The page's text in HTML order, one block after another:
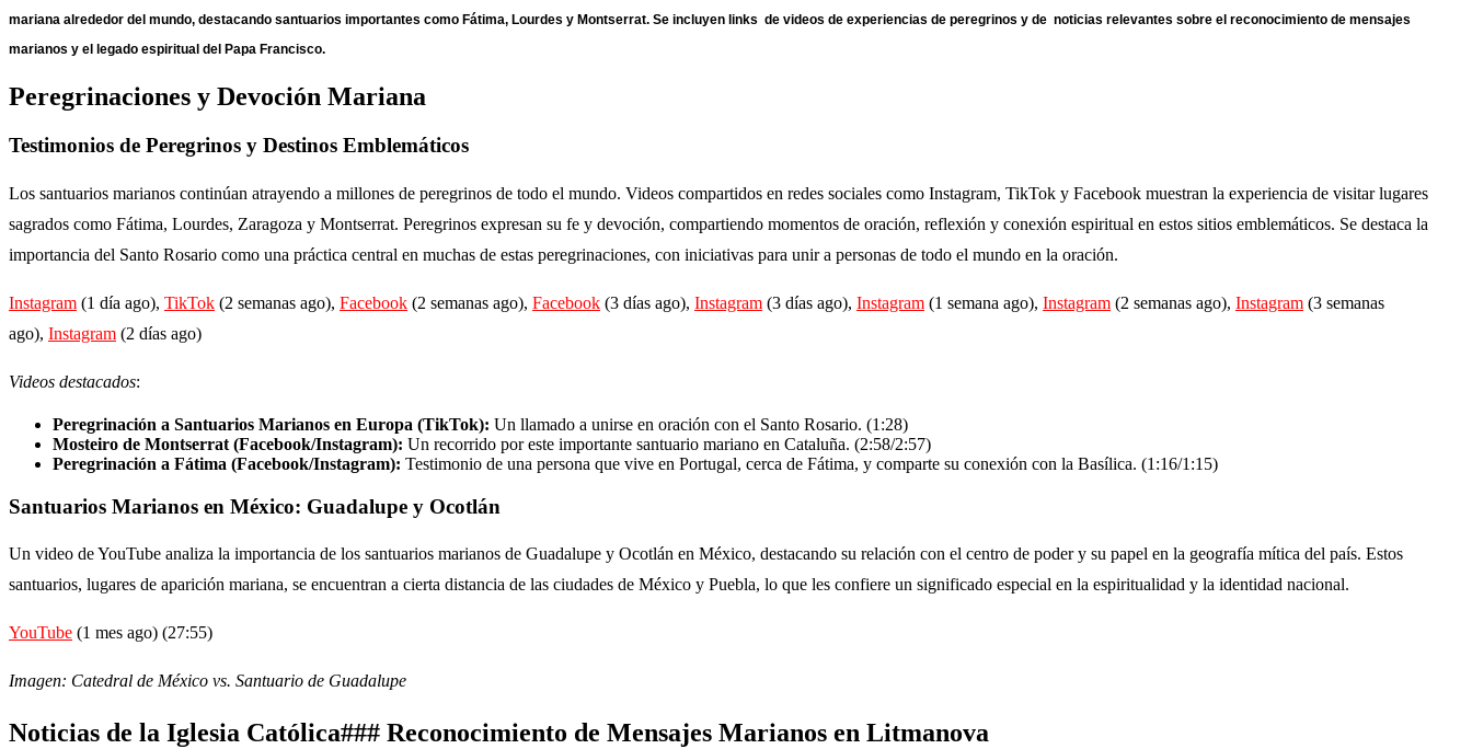
mariana alrededor del mundo, destacando santuarios importantes como Fátima, Lourdes y Montserrat. Se incluyen links de videos de experiencias de peregrinos y de noticias relevantes sobre el reconocimiento de mensajes
marianos y el legado espiritual del Papa Francisco.
Peregrinaciones y Devoción Mariana
Testimonios de Peregrinos y Destinos Emblemáticos
Los santuarios marianos continúan atrayendo a millones de peregrinos de todo el mundo. Videos compartidos en redes sociales como Instagram, TikTok y Facebook muestran la experiencia de visitar lugares
sagrados como Fátima, Lourdes, Zaragoza y Montserrat. Peregrinos expresan su fe y devoción, compartiendo momentos de oración, reflexión y conexión espiritual en estos sitios emblemáticos. Se destaca la
importancia del Santo Rosario como una práctica central en muchas de estas peregrinaciones, con iniciativas para unir a personas de todo el mundo en la oración.
Instagram (1 día ago), TikTok (2 semanas ago), Facebook (2 semanas ago), Facebook (3 días ago), Instagram (3 días ago), Instagram (1 semana ago), Instagram (2 semanas ago), Instagram (3 semanas
ago), Instagram (2 días ago)
Videos destacados:
Peregrinación a Santuarios Marianos en Europa (TikTok): Un llamado a unirse en oración con el Santo Rosario. (1:28)
Mosteiro de Montserrat (Facebook/Instagram): Un recorrido por este importante santuario mariano en Cataluña. (2:58/2:57)
Peregrinación a Fátima (Facebook/Instagram): Testimonio de una persona que vive en Portugal, cerca de Fátima, y comparte su conexión con la Basílica. (1:16/1:15)
Santuarios Marianos en México: Guadalupe y Ocotlán
Un video de YouTube analiza la importancia de los santuarios marianos de Guadalupe y Ocotlán en México, destacando su relación con el centro de poder y su papel en la geografía mítica del país. Estos
santuarios, lugares de aparición mariana, se encuentran a cierta distancia de las ciudades de México y Puebla, lo que les confiere un significado especial en la espiritualidad y la identidad nacional.
YouTube (1 mes ago) (27:55)
Imagen: Catedral de México vs. Santuario de Guadalupe
Noticias de la Iglesia Católica### Reconocimiento de Mensajes Marianos en Litmanova